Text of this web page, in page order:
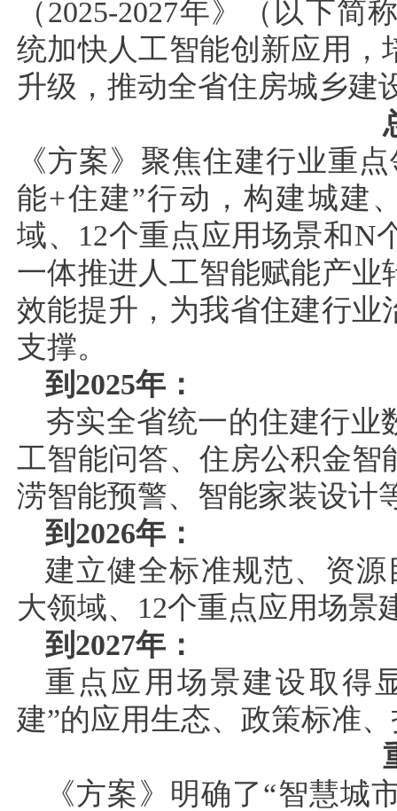
（2025-2027年》（以下
统加快人工智能创新应用，
升级，推动全省住房城乡建
《方案》聚焦住建行业重
能+住建”行动，构建城建
域、12个重点应用场景和N
一体推进人工智能赋能产
效能提升，为我省住建行业
支撑。
到2025年：
夯实全省统一的住建行业
工智能问答、住房公积金智
涝智能预警、智能家装设计
到2026年：
建立健全标准规范、资
大领域、12个重点应用场景
到2027年：
重点应用场景建设取得
建”的应用生态、政策标准
《方案》明确了“智慧城